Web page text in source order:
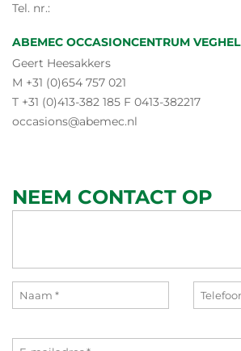
Tel. nr.:
ABEMEC OCCASIONCENTRUM VEGHEL
Geert Heesakkers
M +31 (0)654 757 021
T +31 (0)413-382 185 F 0413-382217
occasions@abemec.nl
NEEM CONTACT OP